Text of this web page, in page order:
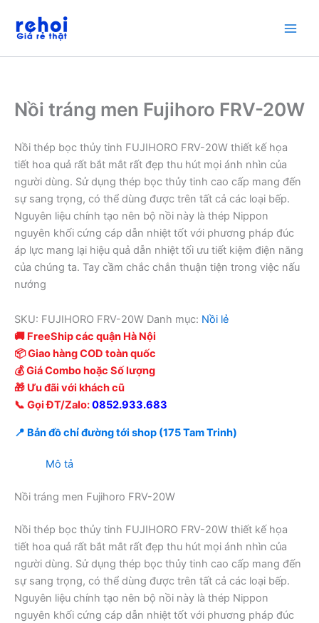
dung
Nồi tráng men Fujihoro FRV-20W
Nồi thép bọc thủy tinh FUJIHORO FRV-20W thiết kế họa
tiết hoa quả rất bắt mắt rất đẹp thu hút mọi ánh nhìn của
người dùng. Sử dụng thép bọc thủy tinh cao cấp mang đến
sự sang trọng, có thể dùng được trên tất cả các loại bếp.
Nguyên liệu chính tạo nên bộ nồi này là thép Nippon
nguyên khối cứng cáp dẫn nhiệt tốt với phương pháp đúc
áp lực mang lại hiệu quả dẫn nhiệt tối ưu tiết kiệm điện năng
của chúng ta. Tay cầm chắc chắn thuận tiện trong việc nấu
nướng
SKU: FUJIHORO FRV-20W Danh mục: Nồi lẻ
🚚 FreeShip các quận Hà Nội
📦 Giao hàng COD toàn quốc
💰 Giá Combo hoặc Số lượng
🎁 Ưu đãi với khách cũ
📞 Gọi ĐT/Zalo:0852.933.683
📍 Bản đồ chỉ đường tới shop (175 Tam Trinh)
Mô tả
Nồi tráng men Fujihoro FRV-20W
Nồi thép bọc thủy tinh FUJIHORO FRV-20W thiết kế họa
tiết hoa quả rất bắt mắt rất đẹp thu hút mọi ánh nhìn của
người dùng. Sử dụng thép bọc thủy tinh cao cấp mang đến
sự sang trọng, có thể dùng được trên tất cả các loại bếp.
Nguyên liệu chính tạo nên bộ nồi này là thép Nippon
nguyên khối cứng cáp dẫn nhiệt tốt với phương pháp đúc